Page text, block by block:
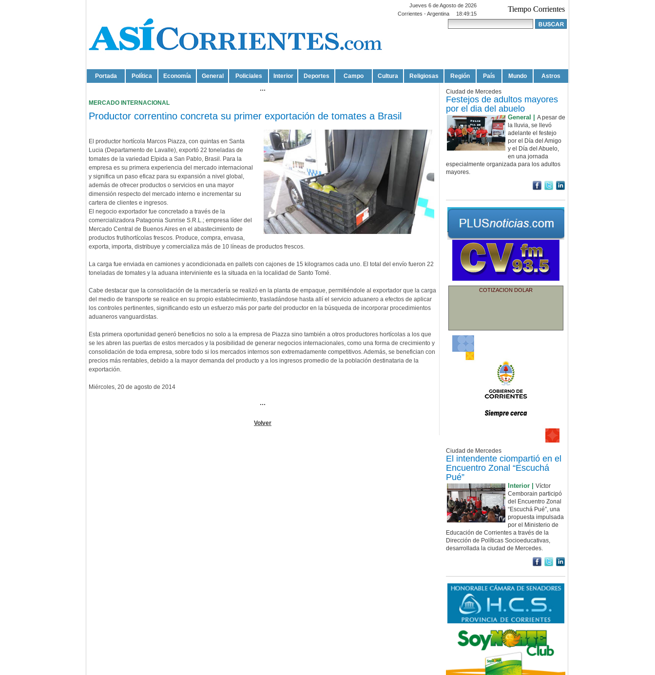
Jueves 6 de Agosto de 2026
Corrientes - Argentina
18:49:16
Tiempo Corrientes
Portada Política Economía General Policiales Interior Deportes Campo Cultura Religiosas Región País Mundo Astros
...
MERCADO INTERNACIONAL
Productor correntino concreta su primer exportación de tomates a Brasil
El productor hortícola Marcos Piazza, con quintas en Santa
Lucia (Departamento de Lavalle), exportó 22 toneladas de
tomates de la variedad Elpida a San Pablo, Brasil. Para la
empresa es su primera experiencia del mercado internacional
y significa un paso eficaz para su expansión a nivel global,
además de ofrecer productos o servicios en una mayor
dimensión respecto del mercado interno e incrementar su
cartera de clientes e ingresos.
El negocio exportador fue concretado a través de la
comercializadora Patagonia Sunrise S.R.L.; empresa líder del
Mercado Central de Buenos Aires en el abastecimiento de
productos frutihortícolas frescos. Produce, compra, envasa,
exporta, importa, distribuye y comercializa más de 10 líneas de productos frescos.
La carga fue enviada en camiones y acondicionada en pallets con cajones de 15 kilogramos cada uno. El total del envío fueron 22
toneladas de tomates y la aduana interviniente es la situada en la localidad de Santo Tomé.
Cabe destacar que la consolidación de la mercadería se realizó en la planta de empaque, permitiéndole al exportador que la carga
del medio de transporte se realice en su propio establecimiento, trasladándose hasta allí el servicio aduanero a efectos de aplicar
los controles pertinentes, significando esto un esfuerzo más por parte del productor en la búsqueda de incorporar procedimientos
aduaneros vanguardistas.
Esta primera oportunidad generó beneficios no solo a la empresa de Piazza sino también a otros productores hortícolas a los que
se les abren las puertas de estos mercados y la posibilidad de generar negocios internacionales, como una forma de crecimiento y
consolidación de toda empresa, sobre todo si los mercados internos son extremadamente competitivos. Además, se benefician con
precios más rentables, debido a la mayor demanda del producto y a los ingresos promedio de la población destinataria de la
exportación.
Miércoles, 20 de agosto de 2014
...
Volver
Ciudad de Mercedes
Festejos de adultos mayores
por el dia del abuelo
General | A pesar de
la lluvia, se llevó
adelante el festejo
por el Día del Amigo
y el Día del Abuelo,
en una jornada
especialmente organizada para los adultos
mayores.
COTIZACION DOLAR
Ciudad de Mercedes
El intendente ciompartió en el
Encuentro Zonal “Escuchá
Pué”
Interior | Víctor
Cemborain participó
del Encuentro Zonal
“Escuchá Pué”, una
propuesta impulsada
por el Ministerio de
Educación de Corrientes a través de la
Dirección de Políticas Socioeducativas,
desarrollada la ciudad de Mercedes.